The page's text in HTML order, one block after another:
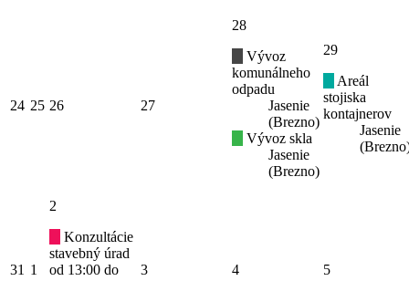
24 25 26 27
28
Vývoz
komunálneho
odpadu
Jasenie
(Brezno)
Vývoz skla
Jasenie
(Brezno)
29
Areál
stojiska
kontajnerov
Jasenie
31 1
2
Konzultácie
stavebný úrad
od 13:00 do
3 4 5